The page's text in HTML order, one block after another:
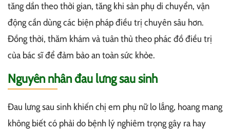
tăng dần theo thời gian, tăng khi sản phụ di chuyển, vận
động cần dùng các biện pháp điều trị chuyên sâu hơn.
Đồng thời, thăm khám và tuân thủ theo phác đồ điều trị
của bác sĩ để đảm bảo an toàn sức khỏe.
Nguyên nhân đau lưng sau sinh
Đau lưng sau sinh khiến chị em phụ nữ lo lắng, hoang mang
không biết có phải do bệnh lý nghiêm trọng gây ra hay